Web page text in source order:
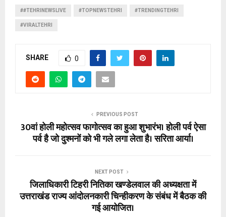
##TEHRINEWSLIVE #TOPNEWSTEHRI #TRENDINGTEHRI
#VIRALTEHRI
SHARE 0
PREVIOUS POST
30वां होली महोत्सव फागोत्सव का हुआ शुभारंभ। होली पर्व ऐसा
पर्व है जो दुश्मनों को भी गले लगा लेता है। सरिता आर्या।
NEXT POST
जिलाधिकारी टिहरी नितिका खण्डेलवाल की अध्यक्षता में
उत्तराखंड राज्य आंदोलनकारी चिन्हीकरण के संबंध में बैठक की
गई आयोजित।